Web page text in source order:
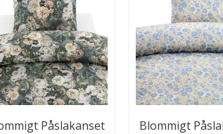
Påslakanset
Blommigt